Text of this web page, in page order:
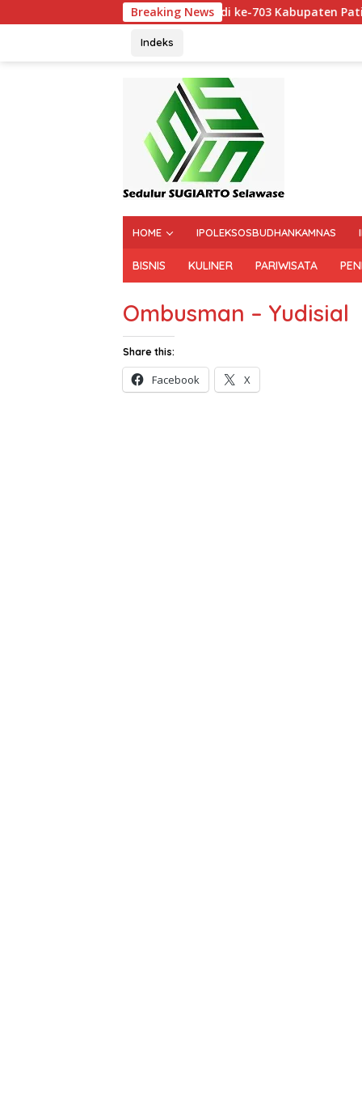
Breaking News
Selamat Hari Jadi ke-703 Kabupaten Pati. Semoga di
Indeks
HOME IPOLEKSOSBUDHANKAMNAS
BISNIS KULINER PARIWISATA
Ombusman – Yudisial
Share this:
Facebook X